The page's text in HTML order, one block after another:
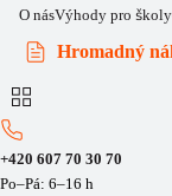
O násVýhody pro školy
Hromadný
+420 607 70 30 70
Po–Pá: 6–16 h